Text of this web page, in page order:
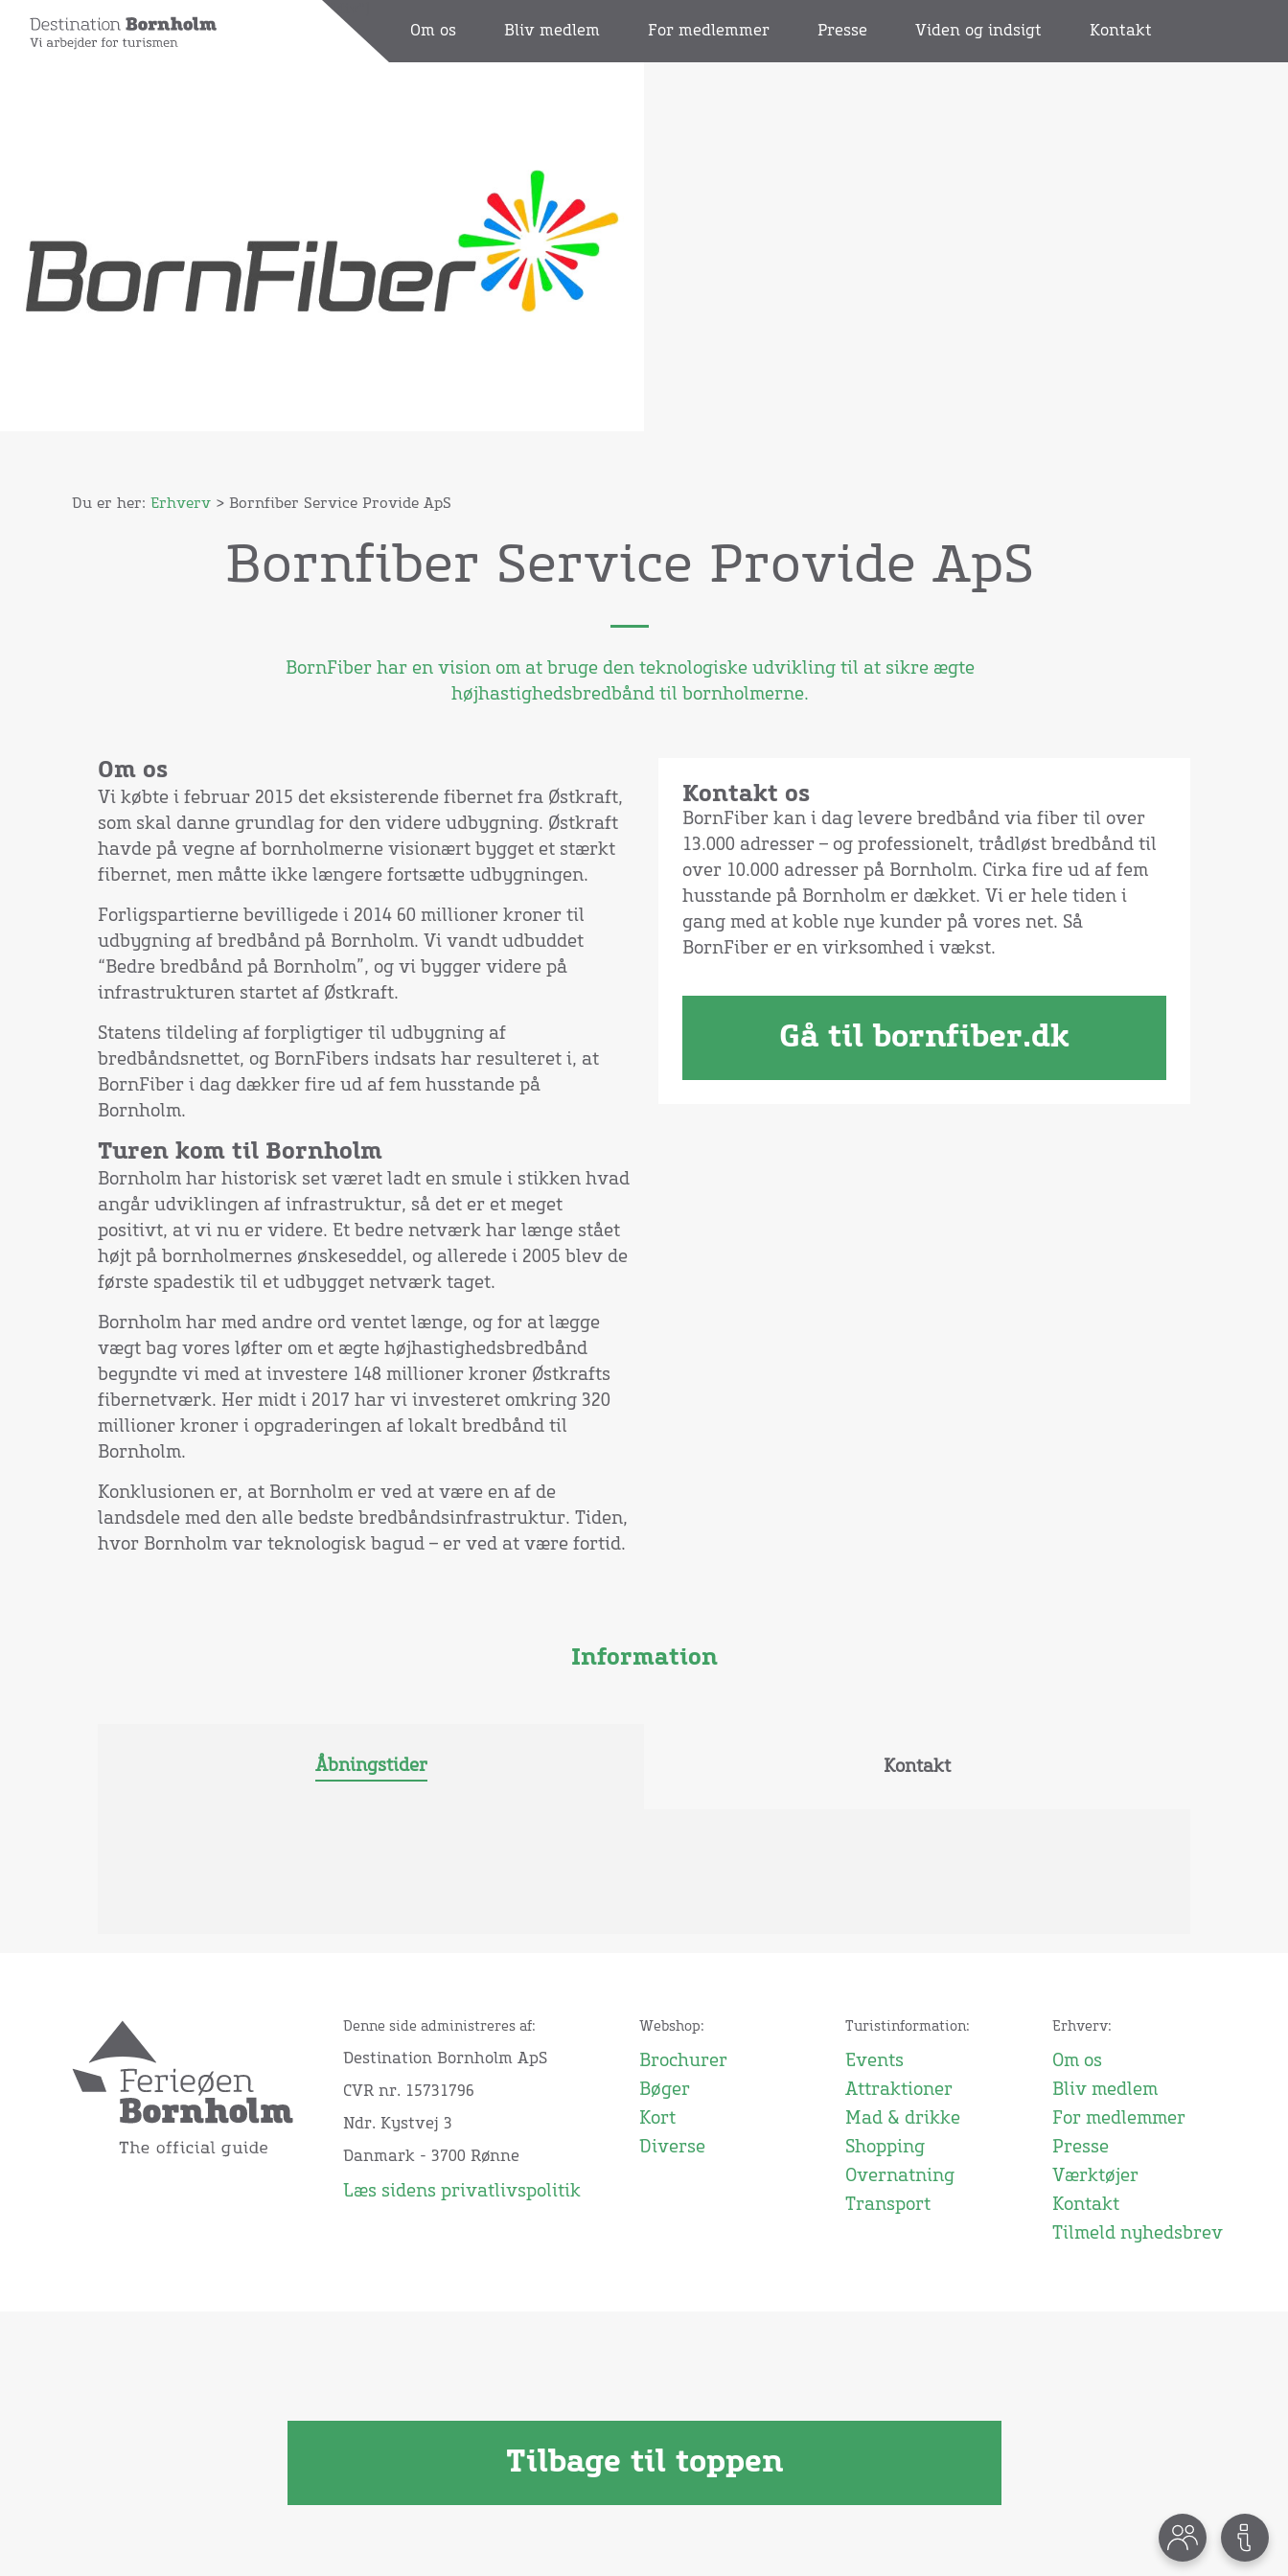
Om os Bliv medlem For medlemmer Presse Viden og indsigt Kontakt
[wpdreams_ajaxsearchlite_results id=1 element="div"]
Du er her: Erhverv > Bornfiber Service Provide ApS
Bornfiber Service Provide ApS
BornFiber har en vision om at bruge den teknologiske udvikling til at sikre ægte
højhastighedsbredbånd til bornholmerne.
Om os
Vi købte i februar 2015 det eksisterende fibernet fra Østkraft,
som skal danne grundlag for den videre udbygning. Østkraft
havde på vegne af bornholmerne visionært bygget et stærkt
fibernet, men måtte ikke længere fortsætte udbygningen.
Forligspartierne bevilligede i 2014 60 millioner kroner til
udbygning af bredbånd på Bornholm. Vi vandt udbuddet
“Bedre bredbånd på Bornholm”, og vi bygger videre på
infrastrukturen startet af Østkraft.
Statens tildeling af forpligtiger til udbygning af
bredbåndsnettet, og BornFibers indsats har resulteret i, at
BornFiber i dag dækker fire ud af fem husstande på
Bornholm.
Turen kom til Bornholm
Bornholm har historisk set været ladt en smule i stikken hvad
angår udviklingen af infrastruktur, så det er et meget
positivt, at vi nu er videre. Et bedre netværk har længe stået
højt på bornholmernes ønskeseddel, og allerede i 2005 blev de
første spadestik til et udbygget netværk taget.
Bornholm har med andre ord ventet længe, og for at lægge
vægt bag vores løfter om et ægte højhastighedsbredbånd
begyndte vi med at investere 148 millioner kroner Østkrafts
fibernetværk. Her midt i 2017 har vi investeret omkring 320
millioner kroner i opgraderingen af lokalt bredbånd til
Bornholm.
Konklusionen er, at Bornholm er ved at være en af de
landsdele med den alle bedste bredbåndsinfrastruktur. Tiden,
hvor Bornholm var teknologisk bagud – er ved at være fortid.
Kontakt os
BornFiber kan i dag levere bredbånd via fiber til over
13.000 adresser – og professionelt, trådløst bredbånd til
over 10.000 adresser på Bornholm. Cirka fire ud af fem
husstande på Bornholm er dækket. Vi er hele tiden i
gang med at koble nye kunder på vores net. Så
BornFiber er en virksomhed i vækst.
Gå til bornfiber.dk
Information
Åbningstider Kontakt
Denne side administreres af:
Destination Bornholm ApS
CVR nr. 15731796
Ndr. Kystvej 3
Danmark - 3700 Rønne
Læs sidens privatlivspolitik
Webshop:
Brochurer
Bøger
Kort
Diverse
Turistinformation:
Events
Attraktioner
Mad & drikke
Shopping
Overnatning
Transport
Erhverv:
Om os
Bliv medlem
For medlemmer
Presse
Værktøjer
Kontakt
Tilmeld nyhedsbrev
Tilbage til toppen